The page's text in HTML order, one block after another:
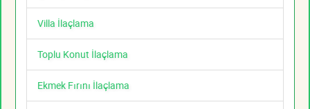
Villa İlaçlama
Toplu Konut İlaçlama
Ekmek Fırını İlaçlama